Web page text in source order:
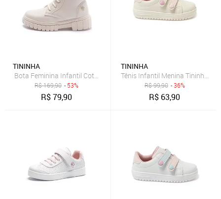
TININHA
Bota Feminina Infantil Coturno Menina com Brilho Tininha Off White
R$169,90 - 53%
R$79,90
TININHA
Tênis Infantil Menina Tininha
R$99,90 - 36%
R$ 63,90